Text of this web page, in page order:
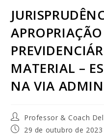
MATERIAL –
NA VIA
Professor & Coach
29 de outubro de 2023